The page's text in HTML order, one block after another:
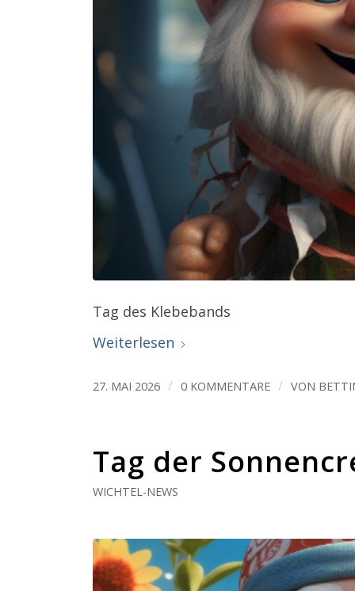
Tag des Klebebands
Weiterlesen
27. MAI 2026 / 0 KOMMENTARE / VON
Tag der
WICHTEL-NEWS